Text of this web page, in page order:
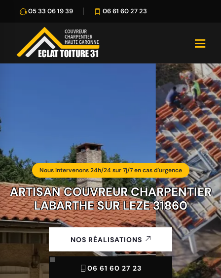
05 33 06 19 39 06 61 60 27 23
Nous intervenons 24h/24 sur 7j/7 en cas d'urgence
ARTISAN COUVREUR CHARPENTIER
LABARTHE SUR LEZE 31860
NOS RÉALISATIONS
06 61 60 27 23